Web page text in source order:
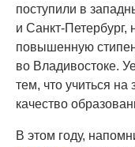
поступили в
и Санкт-Петербург,
повышенную
во Владивостоке.
тем, что учиться
качество
В этом году,